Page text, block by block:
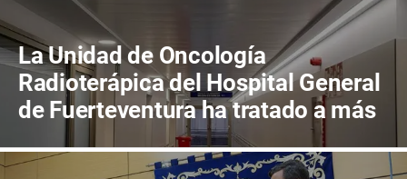
La Unidad de Oncología
Radioterápica del Hospital General
de Fuerteventura ha tratado a más
de 800 pacientes en sus primeros
cuatro años de actividad